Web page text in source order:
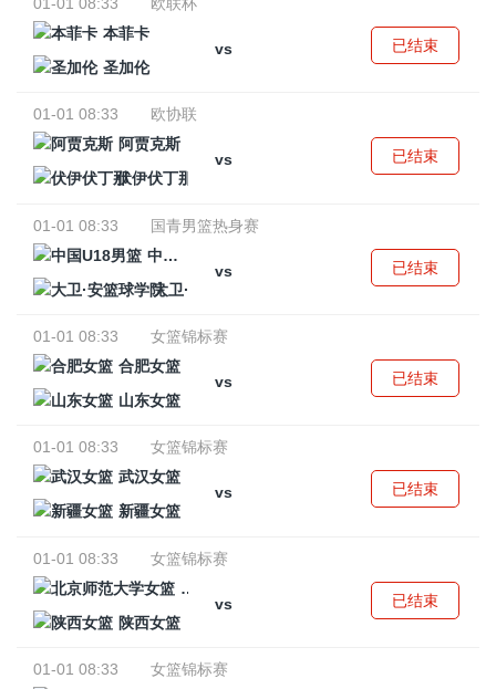
本菲卡
vs
圣加伦
已结束
01-01 08:33
欧协联
阿贾克斯
vs
伏伊伏丁那
已结束
01-01 08:33
国青男篮热身赛
中国U18男篮
vs
大卫·安篮球学院
已结束
01-01 08:33
女篮锦标赛
合肥女篮
vs
山东女篮
已结束
01-01 08:33
女篮锦标赛
武汉女篮
vs
新疆女篮
已结束
01-01 08:33
女篮锦标赛
北京师范大学女篮
vs
陕西女篮
已结束
01-01 08:33
女篮锦标赛